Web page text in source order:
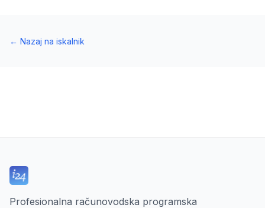
← Nazaj na iskalnik
Profesionalna računovodska programska